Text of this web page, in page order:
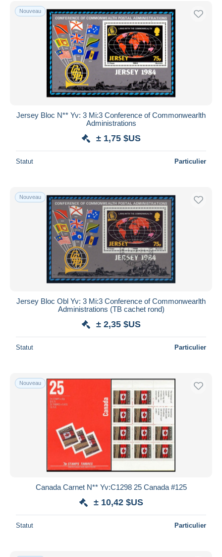
Nouveau
Jersey Bloc N** Yv: 3 Mi:3 Conference of Commonwearlth
Administrations
± 1,75 $US
Statut Particulier
Nouveau
Jersey Bloc Obl Yv: 3 Mi:3 Conference of Commonwearlth
Administrations (TB cachet rond)
± 2,35 $US
Statut Particulier
Nouveau
Canada Carnet N** Yv:C1298 25 Canada #125
± 10,42 $US
Statut Particulier